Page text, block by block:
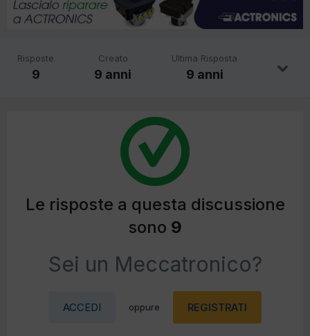
Risposte
9
Creato
9 anni
Ultima Risposta
9 anni
Le risposte a questa discussione
sono 9
Sei un Meccatronico?
ACCEDI oppure REGISTRATI